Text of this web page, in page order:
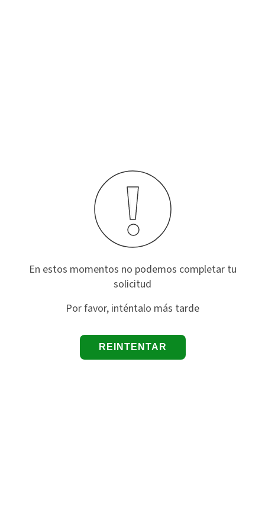
En estos momentos no podemos completar tu
solicitud
Por favor, inténtalo más tarde
REINTENTAR